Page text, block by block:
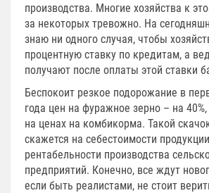
производства. Многие хозяйства к
за некоторых тревожно. На
знаю ни одного случая, чтобы
процентную ставку по кредитам, а
получают после оплаты этой ставки
Беспокоит резкое подорожание в
года цен на фуражное зерно – на 40%,
на ценах на комбикорма. Такой
скажется на себестоимости
рентабельности производства
предприятий. Конечно, все ждут
если быть реалистами, не стоит